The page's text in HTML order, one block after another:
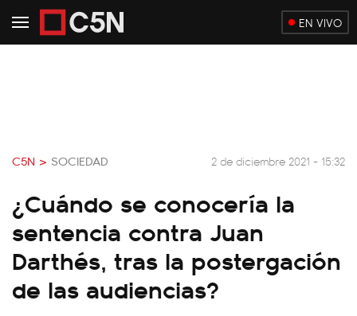
EN VIVO
C5N > SOCIEDAD 2 de diciembre 2021 - 15:32
¿Cuándo se conocería la
sentencia contra Juan
Darthés, tras la postergación
de las audiencias?